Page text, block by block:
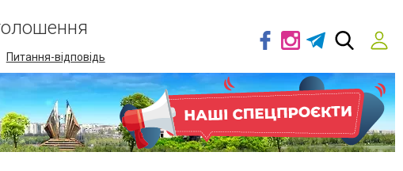
Питання-відповідь